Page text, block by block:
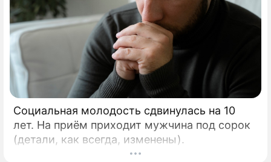
Социальная молодость сдвинулась на 10
лет. На приём приходит мужчина под сорок
(детали, как всегда, изменены).